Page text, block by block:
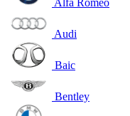
Audi
Baic
Bentley